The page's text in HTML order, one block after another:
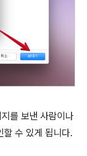
를 보낸 사람이나
할 수 있게 됩니다.